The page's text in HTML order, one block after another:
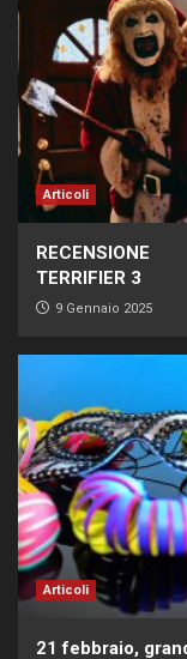
Articoli
RECENSIONE
TERRIFIER 3
9 Gennaio 2025
Articoli
21 febbraio,